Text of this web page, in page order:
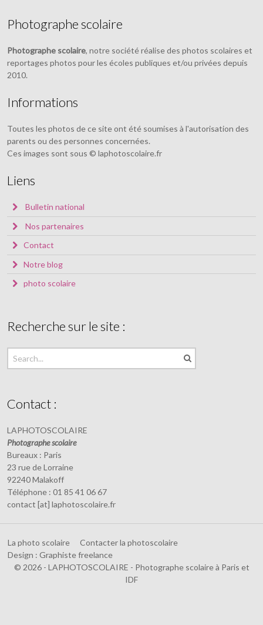
Photographe scolaire
Photographe scolaire, notre société réalise des photos scolaires et
reportages photos pour les écoles publiques et/ou privées depuis
2010.
Informations
Toutes les photos de ce site ont été soumises à l'autorisation des
parents ou des personnes concernées.
Ces images sont sous © laphotoscolaire.fr
Liens
Bulletin national
Nos partenaires
Contact
Notre blog
photo scolaire
Recherche sur le site :
Contact :
LAPHOTOSCOLAIRE
Photographe scolaire
Bureaux : Paris
23 rue de Lorraine
92240 Malakoff
Téléphone : 01 85 41 06 67
contact [at] laphotoscolaire.fr
La photo scolaire
Contacter la photoscolaire
Design : Graphiste freelance
© 2026 - LAPHOTOSCOLAIRE - Photographe scolaire à Paris et
IDF